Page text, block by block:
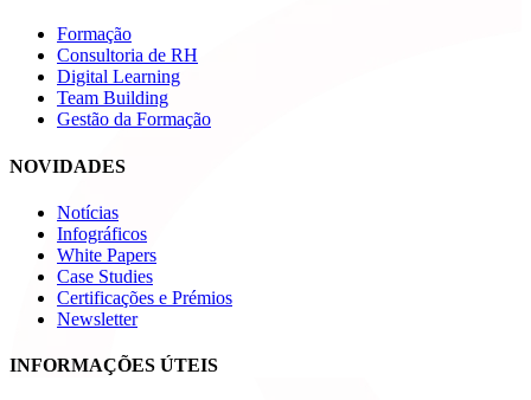
Formação
Consultoria de RH
Digital Learning
Team Building
Gestão da Formação
NOVIDADES
Notícias
Infográficos
White Papers
Case Studies
Certificações e Prémios
Newsletter
INFORMAÇÕES ÚTEIS